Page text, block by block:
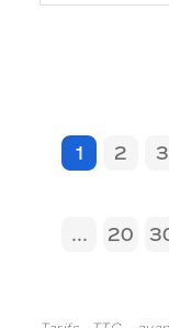
1 2 3
...
20